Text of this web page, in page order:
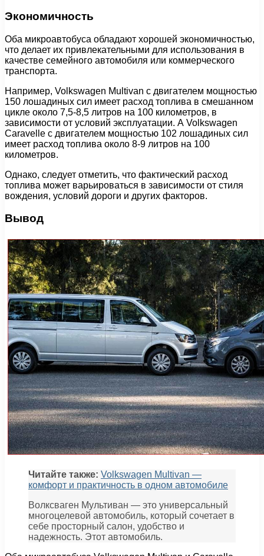
Экономичность
Оба микроавтобуса обладают хорошей экономичностью,
что делает их привлекательными для использования в
качестве семейного автомобиля или коммерческого
транспорта.
Например, Volkswagen Multivan с двигателем мощностью
150 лошадиных сил имеет расход топлива в смешанном
цикле около 7,5-8,5 литров на 100 километров, в
зависимости от условий эксплуатации. А Volkswagen
Caravelle с двигателем мощностью 102 лошадиных сил
имеет расход топлива около 8-9 литров на 100
километров.
Однако, следует отметить, что фактический расход
топлива может варьироваться в зависимости от стиля
вождения, условий дороги и других факторов.
Вывод
Читайте также: Volkswagen Multivan —
комфорт и практичность в одном автомобиле
Волксваген Мультиван — это универсальный
многоцелевой автомобиль, который сочетает в
себе просторный салон, удобство и
надежность. Этот автомобиль.